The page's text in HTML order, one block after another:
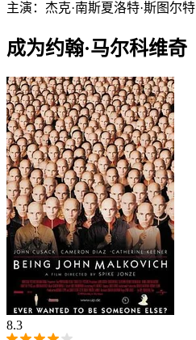
主演： 杰克·南斯夏洛特·斯图尔特
成为约翰·马尔科维奇
8.3